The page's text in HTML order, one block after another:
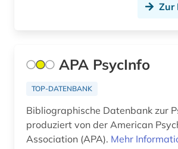
repositorium (1)
repository (2)
richtlinie (1)
sammlung (2)
Zur
APA PsycInfo
TOP-DATENBANK
Bibliographische Datenbank zur
produziert von der American
Association (APA). Mehr